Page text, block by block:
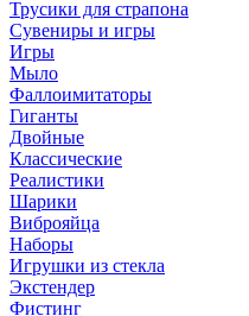
Трусики для страпона
Сувениры и игры
Игры
Мыло
Фаллоимитаторы
Гиганты
Двойные
Классические
Реалистики
Шарики
Виброяйца
Наборы
Игрушки из стекла
Экстендер
Фистинг